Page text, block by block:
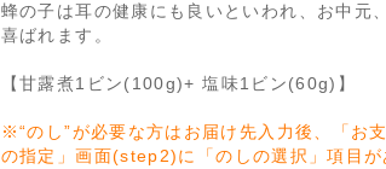
蜂の子は耳の健康にも良いといわれ、お中元
喜ばれます。
【甘露煮1ビン(100g)+ 塩味1ビン(60g)】
※“のし”が必要な方はお届け先入力後、「お
の指定」画面(step2)に「のしの選択」項目